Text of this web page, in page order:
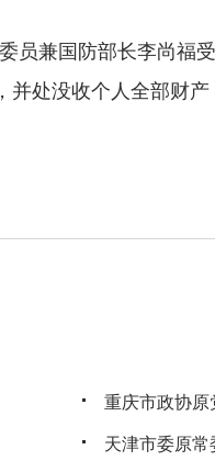
兼国防部长李尚福
处没收个人全部财
重庆市政协原
天津市委原常